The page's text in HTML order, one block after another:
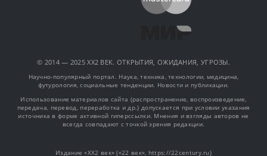
© 2014 — 2025 XX2 ВЕК. ОТКРЫТИЯ, ОЖИДАНИЯ, УГРОЗЫ.
Научно-популярный портал. Наука, техника, технологии, медицина,
футурология, социальные тенденции. Новости и публикации.
Использование материалов сайта (распространение, воспроизведение,
передача, перевод, переработка и др.) допускается при условии указания
источника в форме активной гиперссылки. Мнения и взгляды авторов не
всегда совпадают с точкой зрения редакции.
Издание «XX2 век» («22 век», https://22century.ru)